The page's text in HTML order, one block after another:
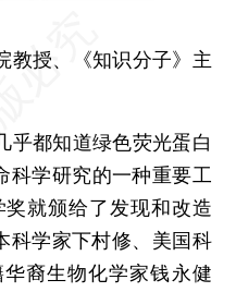
教授、《知识分子》主
都知道绿色荧光蛋白
科学研究的一种重要工
就颁给了发现和改造
学家下村修、美国科
裔生物化学家钱永健